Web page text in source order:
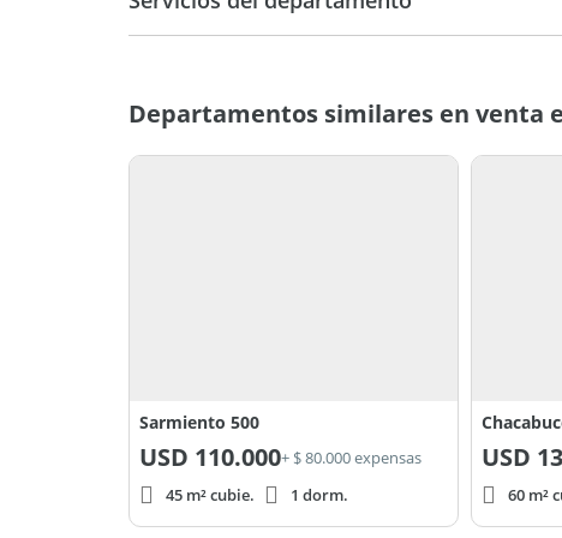
Propiedad sujeta a la gestión del COTI por parte del
Departamentos similares en venta
Sarmiento 500
USD 110.000+ $ 80.000 expensas
45 m² cubie.
1 dorm.
USD
60 m²